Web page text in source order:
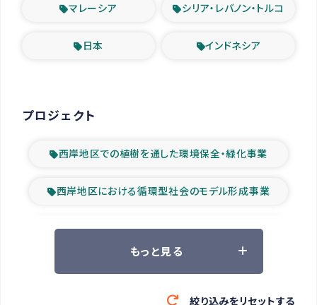
マレーシア シリア・レバノン・トルコ
日本 インドネシア
プロジェクト
西岸地区での植樹を通した環境保全・緑化事業
西岸地区における循環型社会のモデル形成事業
ツアー参加者の声
もっと見る
絞り込みをリセットする